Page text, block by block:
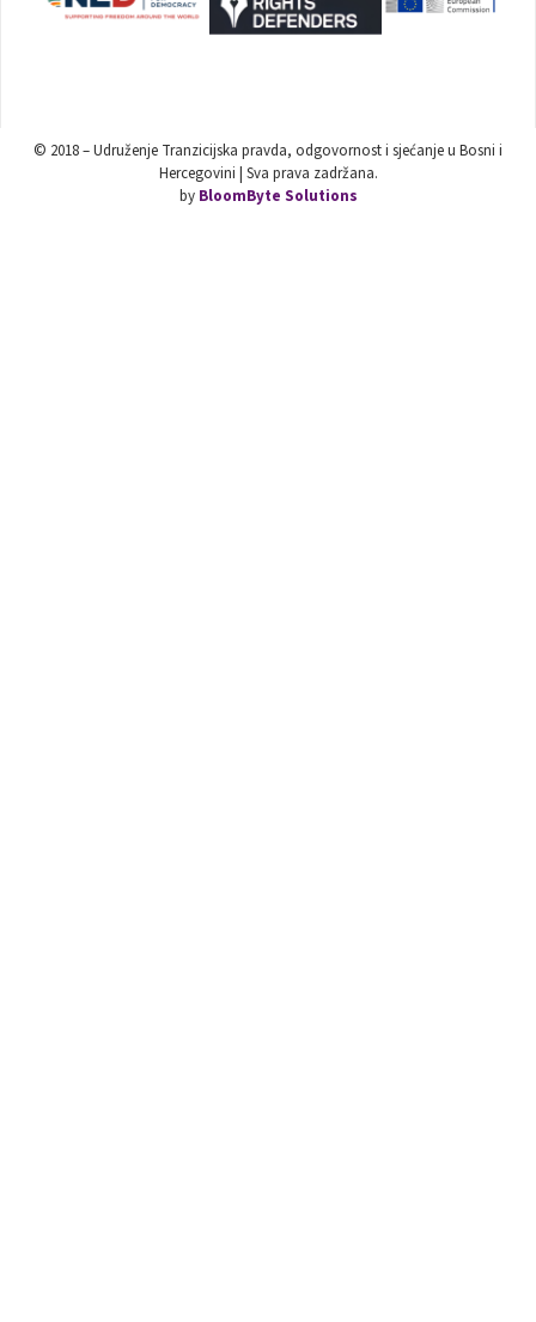
© 2018 – Udruženje Tranzicijska pravda, odgovornost i sjećanje u Bosni i
Hercegovini | Sva prava zadržana.
by BloomByte Solutions